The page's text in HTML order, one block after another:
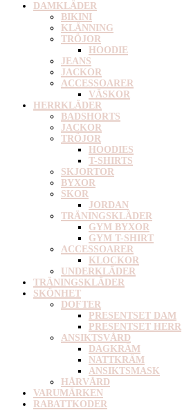
DAMKLÄDER
BIKINI
KLÄNNING
TRÖJOR
HOODIE
JEANS
JACKOR
ACCESSOARER
VÄSKOR
HERRKLÄDER
BADSHORTS
JACKOR
TRÖJOR
HOODIES
T-SHIRTS
SKJORTOR
BYXOR
SKOR
JORDAN
TRÄNINGSKLÄDER
GYM BYXOR
GYM T-SHIRT
ACCESSOARER
KLOCKOR
UNDERKLÄDER
TRÄNINGSKLÄDER
SKÖNHET
DOFTER
PRESENTSET DAM
PRESENTSET HERR
ANSIKTSVÅRD
DAGKRÄM
NATTKRÄM
ANSIKTSMASK
HÅRVÅRD
VARUMÄRKEN
RABATTKODER